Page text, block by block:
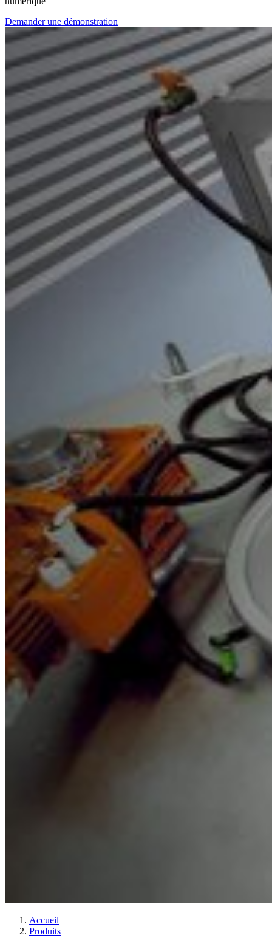
Demander une démonstration
Accueil
Produits